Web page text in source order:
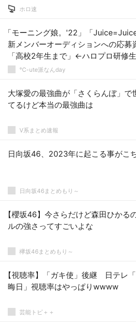
ホロ速
「モーニング娘。'22」「
新メンバーオーディションへの応募
「高校2年生まで」←ハロプロ研修
咲良（高校3年生）
℃-ute派なんday
大塚愛の最強曲が「さくらんぼ」で
てるけど本当の最強曲は
V系まとめ速報
日向坂46、2023年に起こる事がこ
日向坂46まとめもり～
【櫻坂46】今さらだけど森田ひかる
ルの強さってすごいよな
欅坂46まとめもり～
【視聴率】「ガキ使」後継 日テレ
晦日」視聴率はやっぱりwwww
芸能トピ＋＋